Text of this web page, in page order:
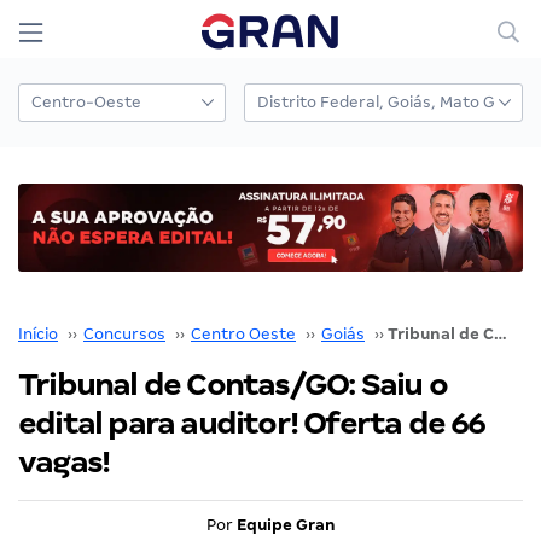
Início ›› Concursos ›› Centro Oeste ›› Goiás ›› Tribunal de Contas/GO: Saiu o edital para auditor! Oferta de 66 vagas!
Tribunal de Contas/GO: Saiu o
edital para auditor! Oferta de 66
vagas!
Por Equipe Gran